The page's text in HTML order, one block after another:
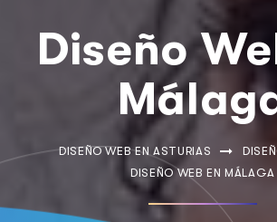
Diseño
DISEÑO WEB EN ASTURIAS
DISEÑO WEB EN MÁLAGA